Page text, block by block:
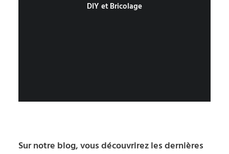
DIY et Bricolage
Sur notre blog, vous découvrirez les dernières